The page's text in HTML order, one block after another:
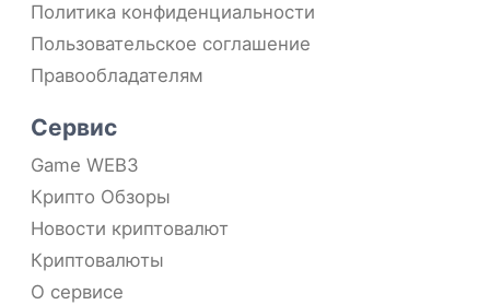
Политика конфиденциальности
Пользовательское соглашение
Правообладателям
Сервис
Game WEB3
Крипто Обзоры
Новости криптовалют
Криптовалюты
О сервисе